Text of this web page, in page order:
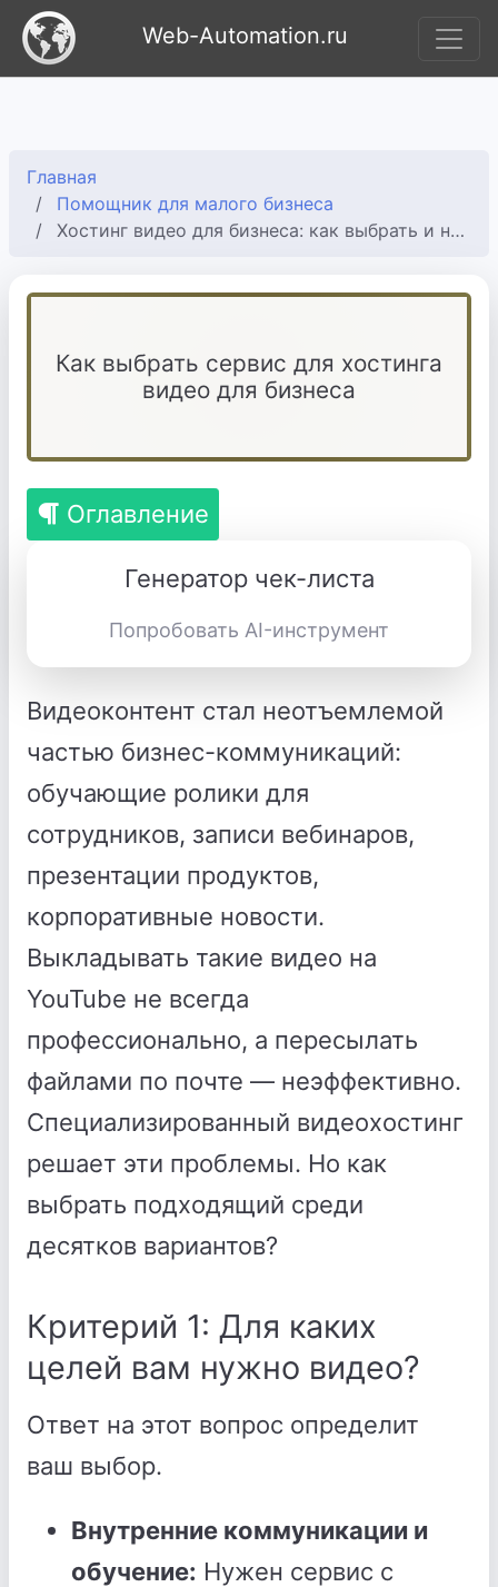
Web-Automation.ru
Главная
Помощник для малого бизнеса
Хостинг видео для бизнеса: как выбрать и настроить
Как выбрать сервис для хостинга
видео для бизнеса
Оглавление
Генератор чек-листа
Попробовать AI-инструмент
Видеоконтент стал неотъемлемой
частью бизнес-коммуникаций:
обучающие ролики для
сотрудников, записи вебинаров,
презентации продуктов,
корпоративные новости.
Выкладывать такие видео на
YouTube не всегда
профессионально, а пересылать
файлами по почте — неэффективно.
Специализированный видеохостинг
решает эти проблемы. Но как
выбрать подходящий среди
десятков вариантов?
Критерий 1: Для каких
целей вам нужно видео?
Ответ на этот вопрос определит
ваш выбор.
Внутренние коммуникации и
обучение: Нужен сервис с